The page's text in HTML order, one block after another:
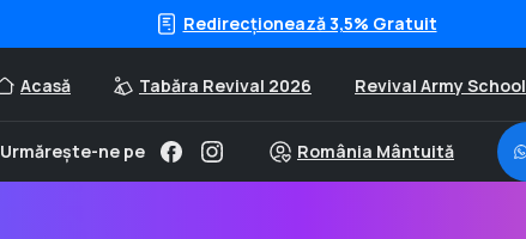
Redirecționează 3,5% Gratuit
Acasă Tabăra Revival 2026 Revival Army School
Urmărește-ne pe România Mântuită